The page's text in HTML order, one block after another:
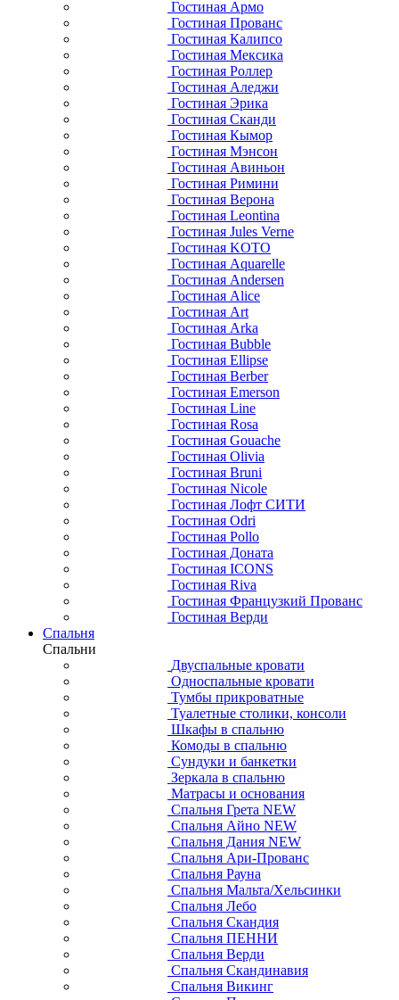
Гостиная Армо
Гостиная Прованс
Гостиная Калипсо
Гостиная Мексика
Гостиная Роллер
Гостиная Аледжи
Гостиная Эрика
Гостиная Сканди
Гостиная Кымор
Гостиная Мэнсон
Гостиная Авиньон
Гостиная Римини
Гостиная Верона
Гостиная Leontina
Гостиная Jules Verne
Гостиная KOTO
Гостиная Aquarelle
Гостиная Andersen
Гостиная Alice
Гостиная Art
Гостиная Arka
Гостиная Bubble
Гостиная Ellipse
Гостиная Berber
Гостиная Emerson
Гостиная Line
Гостиная Rosa
Гостиная Gouache
Гостиная Olivia
Гостиная Bruni
Гостиная Nicole
Гостиная Лофт СИТИ
Гостиная Odri
Гостиная Pollo
Гостиная Доната
Гостиная ICONS
Гостиная Riva
Гостиная Французкий Прованс
Гостиная Верди
Спальня
Спальни
Двуспальные кровати
Односпальные кровати
Тумбы прикроватные
Туалетные столики, консоли
Шкафы в спальню
Комоды в спальню
Сундуки и банкетки
Зеркала в спальню
Матрасы и основания
Спальня Грета NEW
Спальня Айно NEW
Спальня Дания NEW
Спальня Ари-Прованс
Спальня Рауна
Спальня Мальта/Хельсинки
Спальня Лебо
Спальня Скандия
Спальня ПЕННИ
Спальня Верди
Спальня Скандинавия
Спальня Викинг